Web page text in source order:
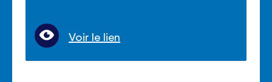
Voir le lien